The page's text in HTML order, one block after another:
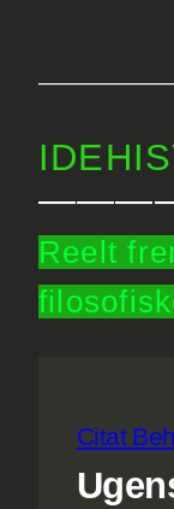
indhold
Reelt
Citat